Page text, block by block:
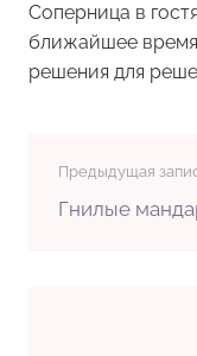
Соперница в
ближайшее
решения для
Предыдущая
Гнилые